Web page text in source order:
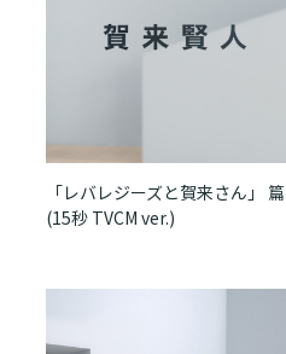
「レバレジーズと賀来さん」 篇
(15秒 TVCM ver.)